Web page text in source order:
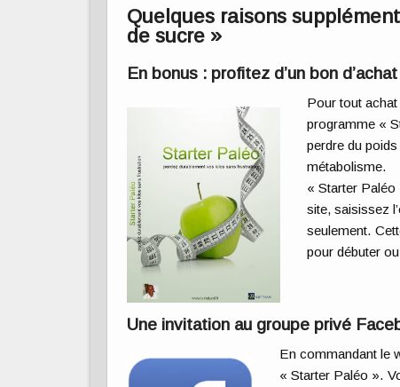
Quelques raisons
de sucre »
En bonus : profitez d’un bon
Pour tout
programme «
perdre du
métabolisme.
« Starter Paléo
site, saisissez
seulement.
pour débuter
Une invitation au groupe privé
En commandant le
« Starter Paléo ».